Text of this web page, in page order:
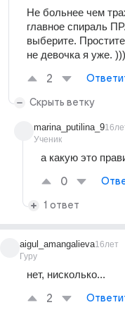
Не больнее чем
главное спираль
выберите.
не девочка я уже.
2
Скрыть ветку
marina_putilina_9
Ученик
а какую это
0
1 ответ
aigul_amangalieva
Гуру
16лет
нет, нисколько...
2